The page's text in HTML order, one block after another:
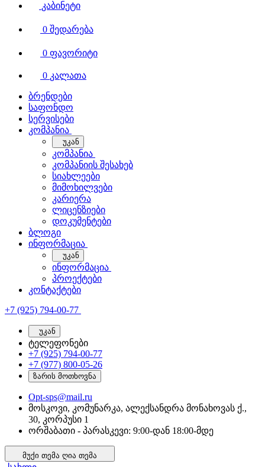
კაბინეტი
0 შედარება
0 ფავორიტი
0 კალათა
ბრენდები
საფონდო
სერვისები
კომპანია
უკან
კომპანია
კომპანიის შესახებ
სიახლეები
მიმოხილვები
კარიერა
ლიცენზიები
დოკუმენტები
ბლოგი
ინფორმაცია
უკან
ინფორმაცია
პროექტები
კონტაქტები
+7 (925) 794-00-77
უკან
ტელეფონები
+7 (925) 794-00-77
+7 (977) 800-05-26
ზარის მოთხოვნა
Opt-sps@mail.ru
მოსკოვი, კომუნარკა, ალექსანდრა მონახოვას ქ.,
30, კორპუსი 1
ორშაბათი - პარასკევი: 9:00-დან 18:00-მდე
მუქი თემა ღია თემა